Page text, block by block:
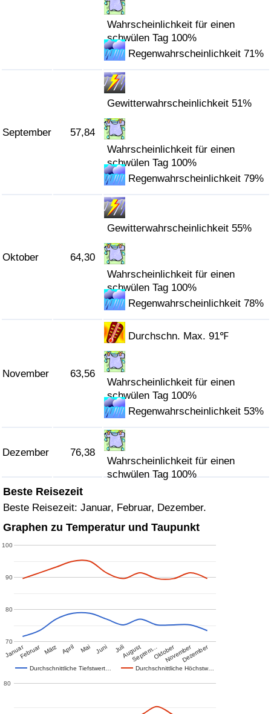
Wahrscheinlichkeit für einen
schwülen Tag 100%
Regenwahrscheinlichkeit 71%
September 57,84
Gewitterwahrscheinlichkeit 51%
Wahrscheinlichkeit für einen
schwülen Tag 100%
Regenwahrscheinlichkeit 79%
Oktober 64,30
Gewitterwahrscheinlichkeit 55%
Wahrscheinlichkeit für einen
schwülen Tag 100%
Regenwahrscheinlichkeit 78%
November 63,56
Durchschn. Max. 91℉
Wahrscheinlichkeit für einen
schwülen Tag 100%
Regenwahrscheinlichkeit 53%
Dezember 76,38
Wahrscheinlichkeit für einen
schwülen Tag 100%
Beste Reisezeit
Beste Reisezeit: Januar, Februar, Dezember.
Graphen zu Temperatur und Taupunkt
Durchschnittliche Tiefstwert… Durchschnittliche Höchstw…
JanuarFebruar März April Mai Juni JuliAugustSeptem…OktoberNovemberDezember
70
80
90
100
80